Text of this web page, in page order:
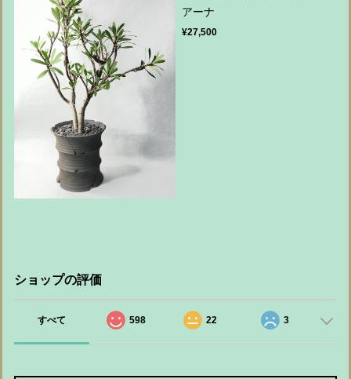
アーナ
¥27,500
ショップの評価
すべて 598 22 3